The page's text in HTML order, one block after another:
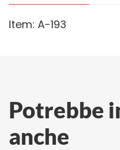
Item: A-193
Potrebbe
anche